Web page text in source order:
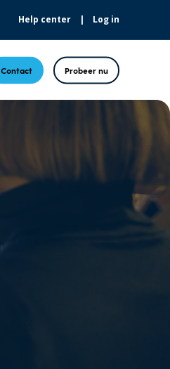
Help center Log in
Contact Probeer nu